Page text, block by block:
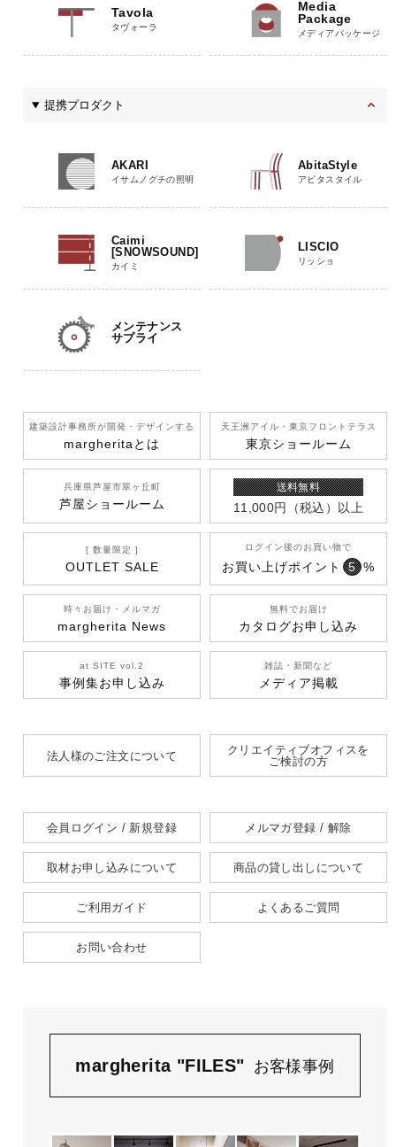
Tavola
タヴォーラ
Media
Package
メディアパッケージ
提携プロダクト
AKARI
イサムノグチの照明
AbitaStyle
アビタスタイル
Caimi
[SNOWSOUND]
カイミ
LISCIO
リッショ
メンテナンス
サプライ
建築設計事務所が開発 ・デザインする
margherita とは
天王洲アイル ・東京フロントテラス
東京ショールーム
兵庫県芦屋市翠ヶ丘町
芦屋ショールーム
送料無料
11,000円 （税込） 以上
[ 数量限定 ]
OUTLET SALE
ログイン後のお買い物で
お買い上げポイント 5 %
時々お届け・メルマガ
margherita News
無料でお届け
カタログお申し込み
at SITE vol.2
事例集お申し込み
雑誌・新聞など
メディア掲載
法人様のご注文について
クリエイティブオフィスを
ご検討の方
会員ログイン / 新規登録 メルマガ登録 / 解除
取材お申し込みについて 商品の貸し出しについて
ご利用ガイド よくあるご質問
お問い合わせ
margherita "FILES" お客様事例